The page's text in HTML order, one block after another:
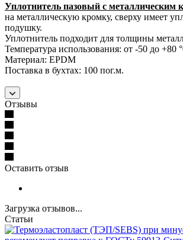
Уплотнитель пазовый с металлическим
на металлическую кромку, сверху имеет
подушку.
Уплотнитель подходит для толщины
Температура использования: от -50 до +80
Материал: EPDM
Поставка в бухтах: 100 пог.м.
Отзывы
Оставить отзыв
Загрузка отзывов...
Статьи